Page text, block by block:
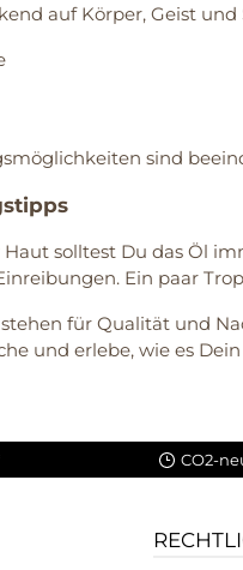
auf Körper, Geist
sind
solltest Du das Öl
Ein paar
stehen für Qualität und
und erlebe, wie es
CO2-